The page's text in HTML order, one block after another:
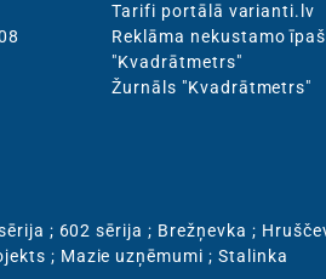
Tarifi portālā varianti.lv
Reklāma nekustamo
"Kvadrātmetrs"
Žurnāls "Kvadrātmetrs"
; 602 sērija ; Brežņevka ;
; Mazie uzņēmumi ;Stalinka